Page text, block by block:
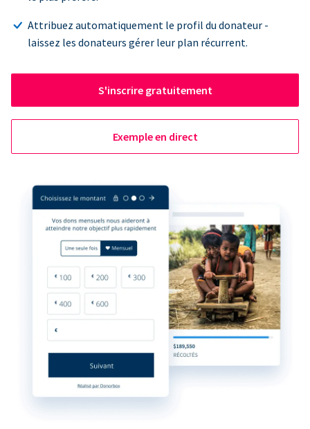
Attribuez automatiquement le profil du donateur -
laissez les donateurs gérer leur plan récurrent.
S'inscrire gratuitement
Exemple en direct